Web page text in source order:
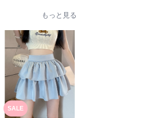
もっと見る
SALE